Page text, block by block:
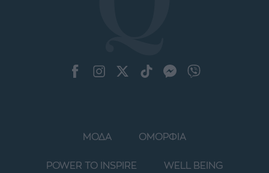
ΜΟΔΑ ΟΜΟΡΦΙΑ
POWER TO INSPIRE WELL BEING